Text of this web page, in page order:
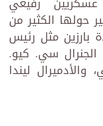
حولها الكثير من
بارزين مثل رئيس
الجنرال سي. كيو.
والأدميرال ليندا